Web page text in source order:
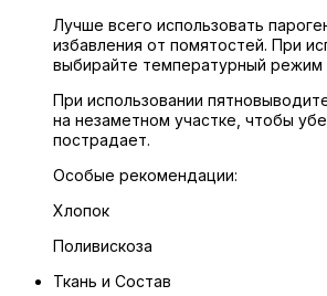
Лучше всего использовать
избавления от помятостей. При
выбирайте температурный режим
При использовании
на незаметном участке, чтобы
пострадает.
Особые рекомендации:
Хлопок
Поливискоза
Ткань и Состав